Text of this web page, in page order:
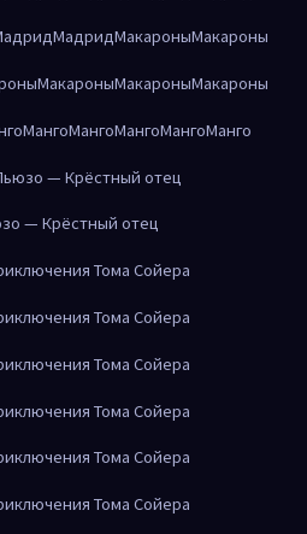
МадридМакароныМакароны
МакароныМакароныМакароны
МангоМангоМангоМангоМанго
— Крёстный отец
— Крёстный отец
Тома Сойера
Тома Сойера
Тома Сойера
Тома Сойера
Тома Сойера
Тома Сойера